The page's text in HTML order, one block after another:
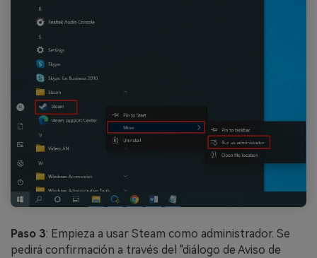
Paso 3: Empieza a usar Steam como administrador. Se
pedirá confirmación a través del "diálogo de Aviso de